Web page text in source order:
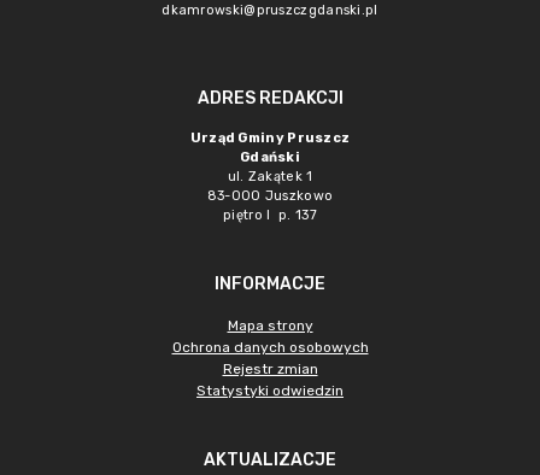
dkamrowski@pruszczgdanski.pl
ADRES REDAKCJI
Urząd Gminy Pruszcz
Gdański
ul. Zakątek 1
83-000 Juszkowo
piętro I p. 137
INFORMACJE
Mapa strony
Ochrona danych osobowych
Rejestr zmian
Statystyki odwiedzin
AKTUALIZACJE